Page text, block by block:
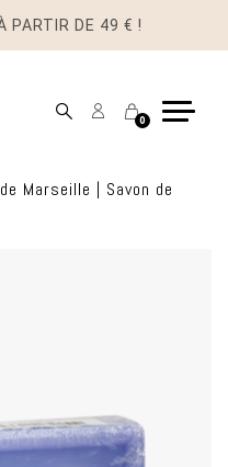
PARTIR DE 49 € !
MonPanier
0
Marseille | Savon de